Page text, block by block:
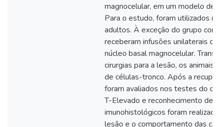
magnocelular, em um modelo de
Para o estudo, foram utilizados
adultos. À exceção do grupo
receberam infusões unilaterais
núcleo basal magnocelular.
cirurgias para a lesão, os animais
de células-tronco. Após a
foram avaliados nos testes do
T-Elevado e reconhecimento de
imunohistológicos foram
lesão e o comportamento das